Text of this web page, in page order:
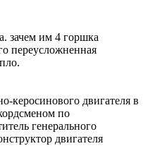
зачем им 4 горшка
переусложненная
керосинового двигателя в
по
генерального
двигателя